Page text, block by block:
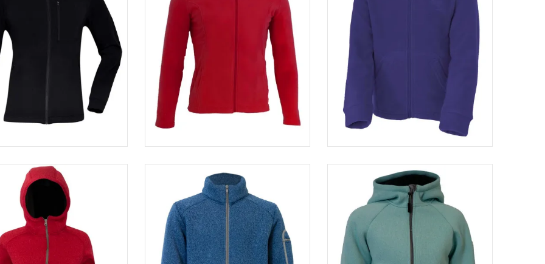
Veste polaire homme...
€ 95,20 €
Veste micro-polaire femme...
54,00 € -20% 43,20 €
Veste micro-polaire enfant...
29,00 € -20% 23,20 €